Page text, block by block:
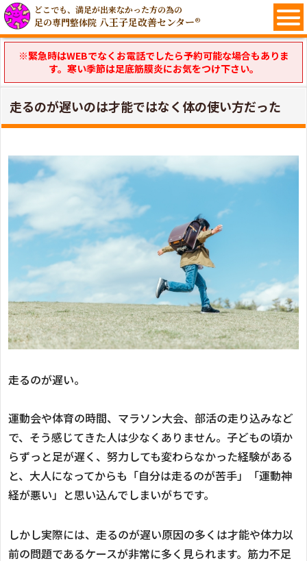
どこでも、満足が出来なかった方の為の
足の専門整体院 八王子足改善センター®
※緊急時はWEBでなくお電話でしたら予約可能な場合もありま
す。寒い季節は足底筋膜炎にお気をつけ下さい。
走るのが遅いのは才能ではなく体の使い方だった
走るのが遅い。
運動会や体育の時間、マラソン大会、部活の走り込みなど
で、そう感じてきた人は少なくありません。子どもの頃か
らずっと足が遅く、努力しても変わらなかった経験がある
と、大人になってからも「自分は走るのが苦手」「運動神
経が悪い」と思い込んでしまいがちです。
しかし実際には、走るのが遅い原因の多くは才能や体力以
前の問題であるケースが非常に多く見られます。筋力不足